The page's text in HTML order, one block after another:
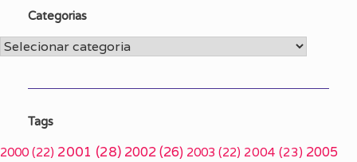
Categorias
Categorias
Tags
2000 (22) 2001 (28) 2002(26) 2003 (22) 2004 (23) 2005